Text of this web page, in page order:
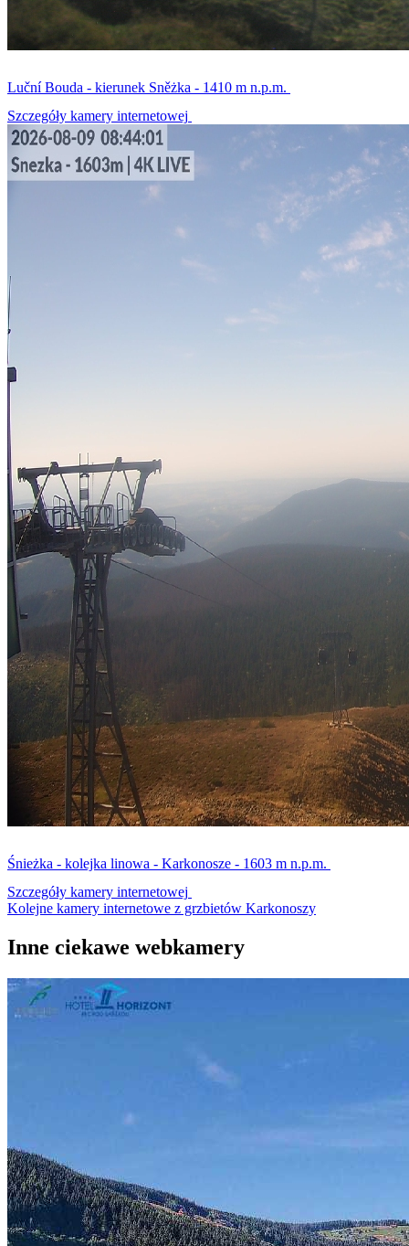
Luční Bouda - kierunek Sněżka - 1410 m n.p.m.
Szczegóły kamery internetowej
Śnieżka - kolejka linowa - Karkonosze - 1603 m n.p.m.
Szczegóły kamery internetowej
Kolejne kamery internetowe z grzbietów Karkonoszy
Inne ciekawe webkamery